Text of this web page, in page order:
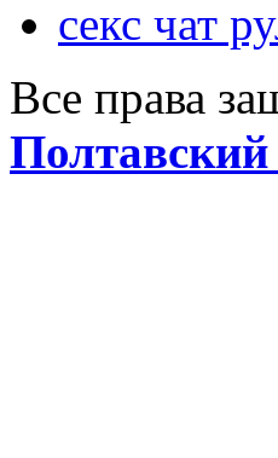
секс чат
Все права
Полтавский